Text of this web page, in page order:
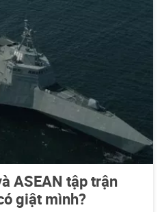
ASEAN tập trận
giật mình?